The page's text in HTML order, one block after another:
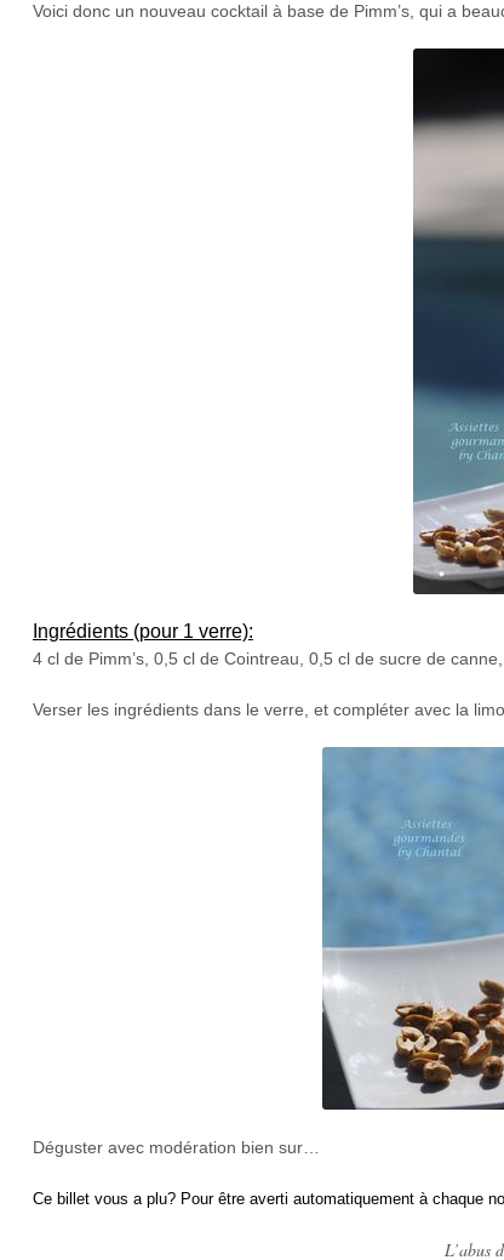
Voici donc un nouveau cocktail à base de Pimm’s, qui a
Ingrédients (pour 1 verre):
4 cl de Pimm’s, 0,5 cl de Cointreau, 0,5 cl de sucre de
Verser les ingrédients dans le verre, et compléter avec la
Déguster avec modération bien sur…
Ce billet vous a plu? Pour être averti automatiquement à chaque
L’abus